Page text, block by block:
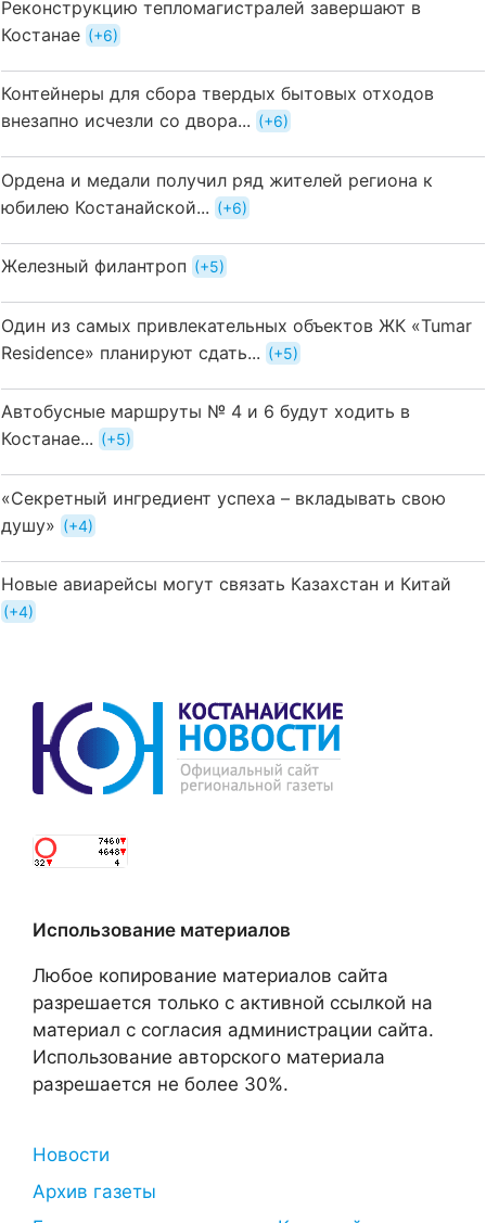
Реконструкцию тепломагистралей завершают в
Костанае
+6
Контейнеры для сбора твердых бытовых отходов
внезапно исчезли со двора...
+6
Ордена и медали получил ряд жителей региона к
юбилею Костанайской...
+6
Железный филантроп +5
Один из самых привлекательных объектов ЖК «Tumar
Residence» планируют сдать...
+5
Автобусные маршруты № 4 и 6 будут ходить в
Костанае...
+5
«Секретный ингредиент успеха – вкладывать свою
душу»
+4
Новые авиарейсы могут связать Казахстан и Китай
+4
Использование материалов
Любое копирование материалов сайта
разрешается только с активной ссылкой на
материал с согласия администрации сайта.
Использование авторского материала
разрешается не более 30%.
Новости
Архив газеты